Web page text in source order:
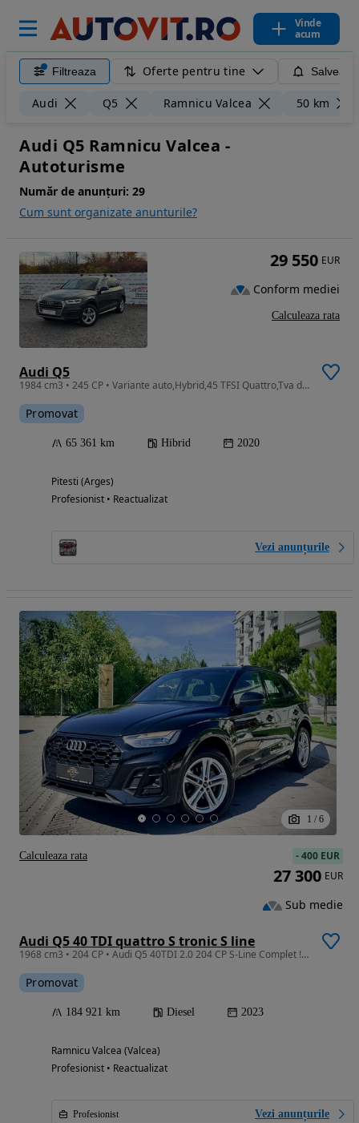
Vinde
acum
Filtreaza Oferte pentru tine
Audi Q5 Ramnicu Valcea 50 km
Audi Q5 Ramnicu Valcea -
Autoturisme
Număr de anunțuri: 29
Cum sunt organizate anunturile?
Audi Q5
1984 cm3 • 245 CP • Variante auto,Hybrid,45 TFSI Quattro,Tva deductibil,Garantie,Finantare
Promovat
65 361 km Hibrid 2020
Pitesti (Arges)
Profesionist • Reactualizat
Vezi anunțurile
29 550 EUR
Conform mediei
Calculeaza rata
1 / 6
Audi Q5 40 TDI quattro S tronic S line
1968 cm3 • 204 CP • Audi Q5 40TDI 2.0 204 CP S-Line Complet ! Garantie 12 Luni! Finantare
Promovat
184 921 km Diesel 2023
Ramnicu Valcea (Valcea)
Profesionist • Reactualizat
Profesionist Vezi anunțurile
-400 EUR
27 300 EUR
Sub medie
Calculeaza rata